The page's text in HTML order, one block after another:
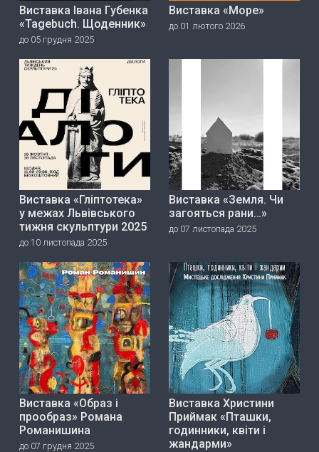
Виставка Івана Губенка
«Tagebuch. Щоденник»
до 05 грудня 2025
Виставка «Море»
до 01 лютого 2026
Виставка «Гліптотека»
у межах Львівського
тижня скульптури 2025
до 10 листопада 2025
Виставка «Земля. Чи
загояться рани…»
до 07 листопада 2025
Виставка «Образ і
прообраз» Романа
Романишина
до 07 грудня 2025
Виставка Христини
Приймак «Пташки,
годинники, квіти і
жандарми»